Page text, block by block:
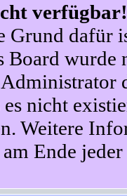
verfügbar!
Grund dafür
Board wurde
nicht
Weitere
Ende jeder